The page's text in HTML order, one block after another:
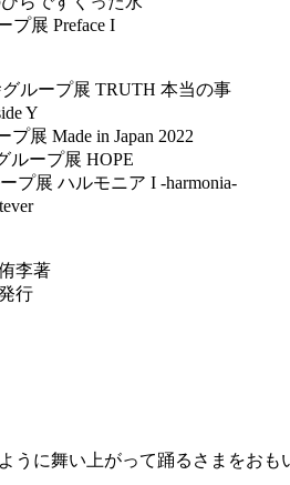
プ展 Preface I
ループ展 TRUTH 本当の事
Y
展 Made in Japan 2022
ループ展 HOPE
プ展 ハルモニア I -harmonia-
侑李著
行
うに舞い上がって踊るさまをおも